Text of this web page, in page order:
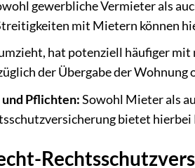
gewerbliche Vermieter als
mit Mietern können
hat potenziell häufiger
der Übergabe der Wohnung
Pflichten:Sowohl Mieter als
bietet